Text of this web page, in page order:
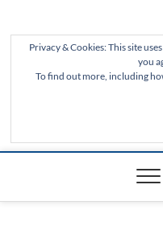
Privacy & Cookies: This site
you
To find out more, including